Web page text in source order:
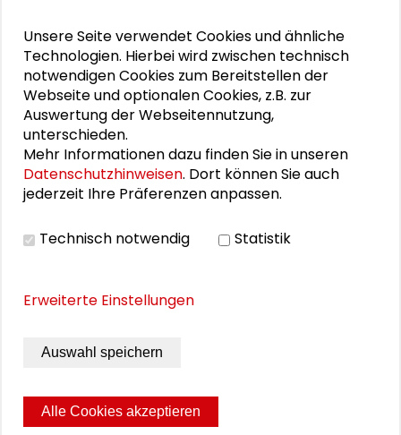
Mehr zum Thema
Vielfältige Themenbereiche
"Ein Ort an dem man echt sein darf"
Künstlerischer Ausdruck und moderne Kultur
Aus Oslo zur Schader-Stiftung
THEMEN ZU DIESEM BEITRAG
Kommunikation und Kultur
Unsere Seite verwendet Cookies und ähnliche
Technologien. Hierbei wird zwischen technisch
notwendigen Cookies zum Bereitstellen der
Webseite und optionalen Cookies, z.B. zur
Auswertung der Webseitennutzung,
unterschieden.
Mehr Informationen dazu finden Sie in unseren
Datenschutzhinweisen. Dort können Sie auch
jederzeit Ihre Präferenzen anpassen.
Technisch notwendig Statistik
Erweiterte Einstellungen
Auswahl speichern
Alle Cookies akzeptieren